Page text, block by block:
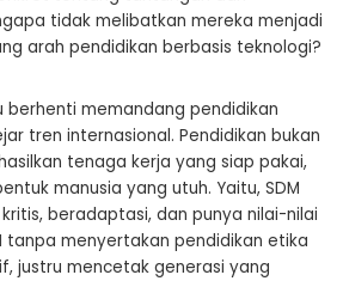
tidak melibatkan mereka menjadi
arah pendidikan berbasis teknologi?
berhenti memandang pendidikan
tren internasional. Pendidikan bukan
tenaga kerja yang siap pakai,
manusia yang utuh. Yaitu, SDM
beradaptasi, dan punya nilai-nilai
tanpa menyertakan pendidikan etika
justru mencetak generasi yang